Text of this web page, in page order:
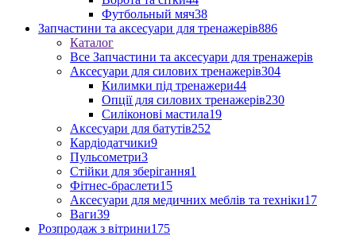
Футбольный мяч38
Запчастини та аксесуари для тренажерів886
Каталог
Все Запчастини та аксесуари для тренажерів
Аксесуари для силових тренажерів304
Килимки під тренажери44
Опції для силових тренажерів230
Силіконові мастила19
Аксесуари для батутів252
Кардіодатчики9
Пульсометри3
Стійки для зберігання1
Фітнес-браслети15
Аксесуари для медичних меблів та техніки17
Ваги39
Розпродаж з вітрини175